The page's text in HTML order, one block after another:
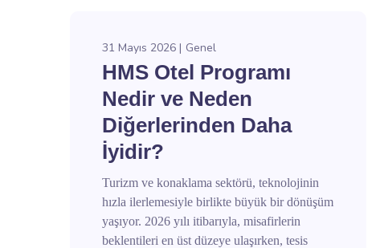
31 Mayıs 2026 Genel
HMS Otel Programı
Nedir ve Neden
Diğerlerinden Daha
İyidir?
Turizm ve konaklama sektörü, teknolojinin
hızla ilerlemesiyle birlikte büyük bir dönüşüm
yaşıyor. 2026 yılı itibarıyla, misafirlerin
beklentileri en üst düzeye ulaşırken, tesis